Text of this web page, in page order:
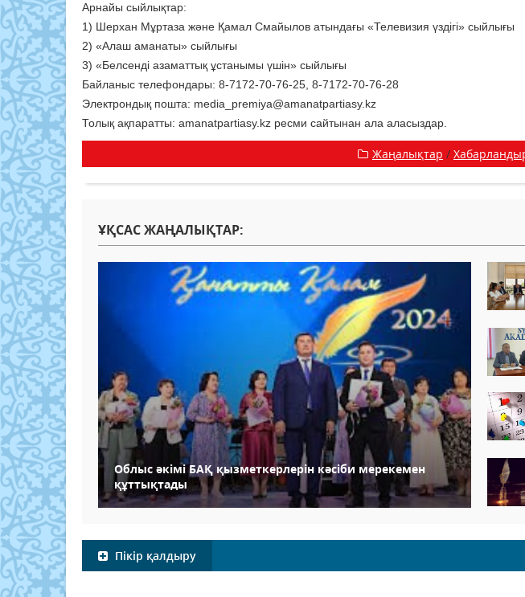
Арнайы сыйлықтар:
1) Шерхан Мұртаза және Қамал Смайылов атындағы «Телевизия үздігі» сыйлығы
2) «Алаш аманаты» сыйлығы
3) «Белсенді азаматтық ұстанымы үшін» сыйлығы
Байланыс телефондары: 8-7172-70-76-25, 8-7172-70-76-28
Электрондық пошта: media_premiya@amanatpartiasy.kz
Толық ақпаратты: amanatpartiasy.kz ресми сайтынан ала аласыздар.
Жаңалықтар /
ҰҚСАС ЖАҢАЛЫҚТАР:
Облыс әкімі БАҚ қызметкерлерін кәсіби мерекемен
құттықтады
Пікір қалдыру